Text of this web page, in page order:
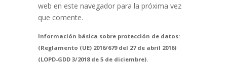
web en este navegador para la próxima vez
que comente.
Información básica sobre protección de datos:
(Reglamento (UE) 2016/679 del 27 de abril 2016)
(LOPD-GDD 3/2018 de 5 de diciembre).